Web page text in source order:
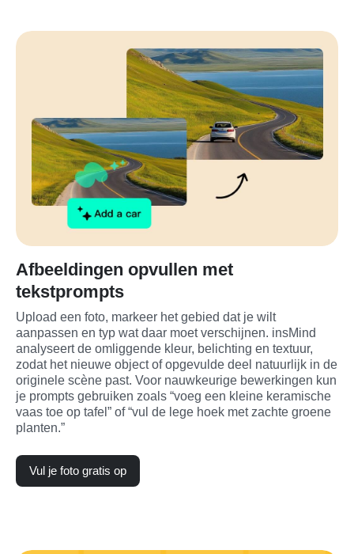
Afbeeldingen opvullen met
tekstprompts
Upload een foto, markeer het gebied dat je wilt
aanpassen en typ wat daar moet verschijnen. insMind
analyseert de omliggende kleur, belichting en textuur,
zodat het nieuwe object of opgevulde deel natuurlijk in de
originele scène past. Voor nauwkeurige bewerkingen kun
je prompts gebruiken zoals “voeg een kleine keramische
vaas toe op tafel” of “vul de lege hoek met zachte groene
planten.”
Vul je foto gratis op